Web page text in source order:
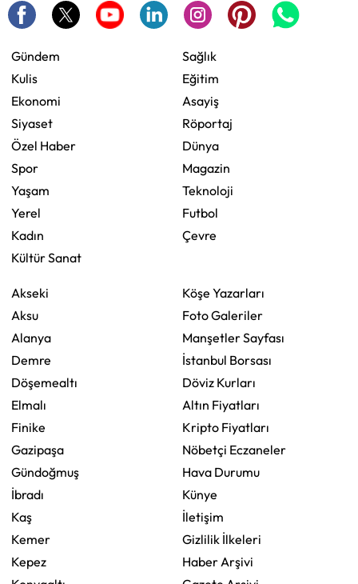
Gündem
Kulis
Ekonomi
Siyaset
Özel Haber
Spor
Yaşam
Yerel
Kadın
Kültür Sanat
Sağlık
Eğitim
Asayiş
Röportaj
Dünya
Magazin
Teknoloji
Futbol
Çevre
Akseki
Aksu
Alanya
Demre
Döşemealtı
Elmalı
Finike
Gazipaşa
Gündoğmuş
İbradı
Kaş
Kemer
Kepez
Köşe Yazarları
Foto Galeriler
Manşetler Sayfası
İstanbul Borsası
Döviz Kurları
Altın Fiyatları
Kripto Fiyatları
Nöbetçi Eczaneler
Hava Durumu
Künye
İletişim
Gizlilik İlkeleri
Haber Arşivi